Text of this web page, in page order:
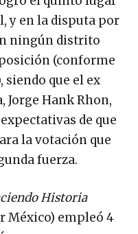
y en la disputa por
ningún distrito
(conforme
que el ex
Jorge Hank Rhon,
de que
la votación que
fuerza.
Historia
México) empleó 4